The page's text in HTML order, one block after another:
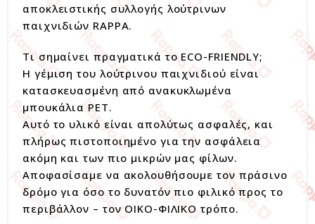
αποκλειστικής συλλογής λούτρινων
παιχνιδιών RAPPA.
Τι σημαίνει πραγματικά το ECO-FRIENDLY;
Η γέμιση του λούτρινου παιχνιδιού είναι
κατασκευασμένη από ανακυκλωμένα
μπουκάλια PET.
Αυτό το υλικό είναι απολύτως ασφαλές, και
πλήρως πιστοποιημένο για την ασφάλεια
ακόμη και των πιο μικρών μας φίλων.
Αποφασίσαμε να ακολουθήσουμε τον πράσινο
δρόμο για όσο το δυνατόν πιο φιλικό προς το
περιβάλλον – τον ΟΙΚΟ-ΦΙΛΙΚΟ τρόπο.